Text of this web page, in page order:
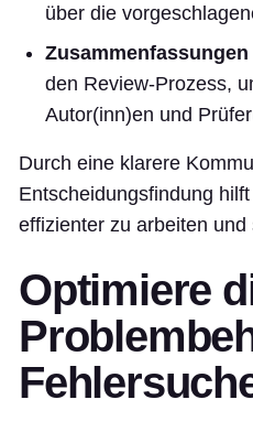
über die
den Review-Prozess,
Autor(inn)en und
Durch eine klarere
Entscheidungsfindung
effizienter zu arbeiten
Optimiere